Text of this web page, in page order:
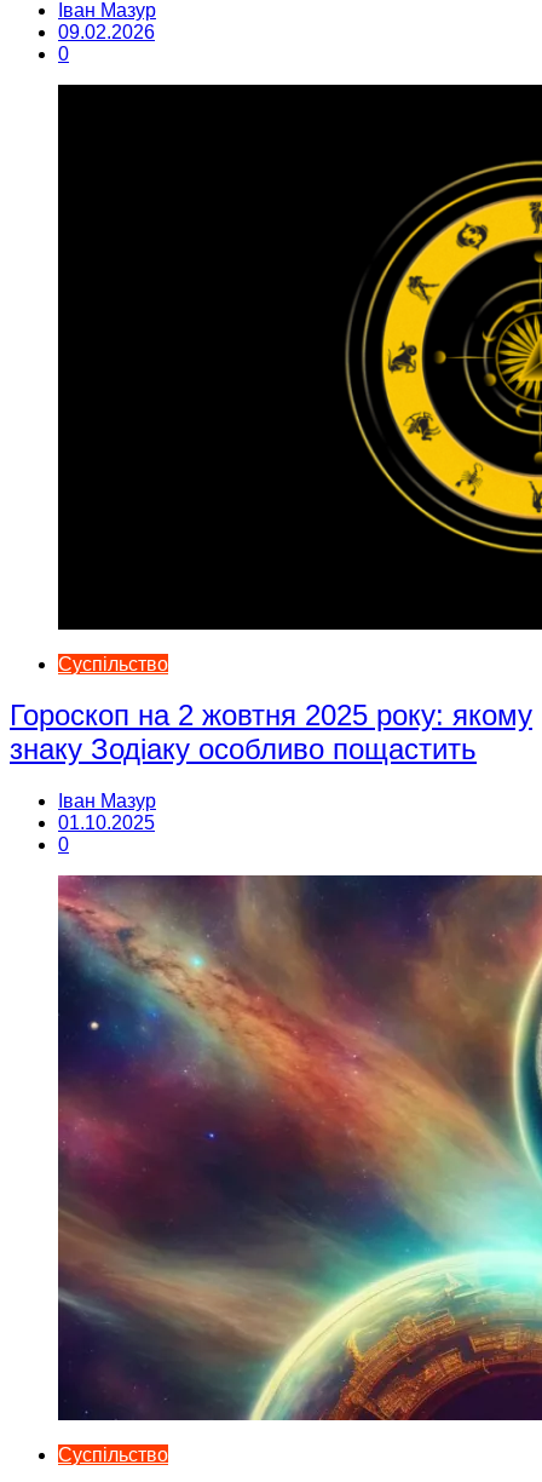
Іван Мазур
09.02.2026
0
Суспільство
Гороскоп на 2 жовтня 2025 року: якому
знаку Зодіаку особливо пощастить
Іван Мазур
01.10.2025
0
Суспільство